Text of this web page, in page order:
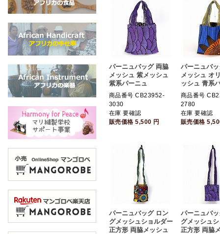
パーニュバッグ 両脇
メッシュ 紫メッシュ
紫系パーニュ
商品番号 CB23952-
3030
在庫 要確認
販売価格5,500 円
パーニュバ
メッシュ オ
ッシュ 青系
商品番号
2780
在庫 要確認
販売価格
パーニュバッグ ロン
グメッシュショルダー
正方形 両脇メッシュ
パーニュバ
グメッシュ
正方形 両脇